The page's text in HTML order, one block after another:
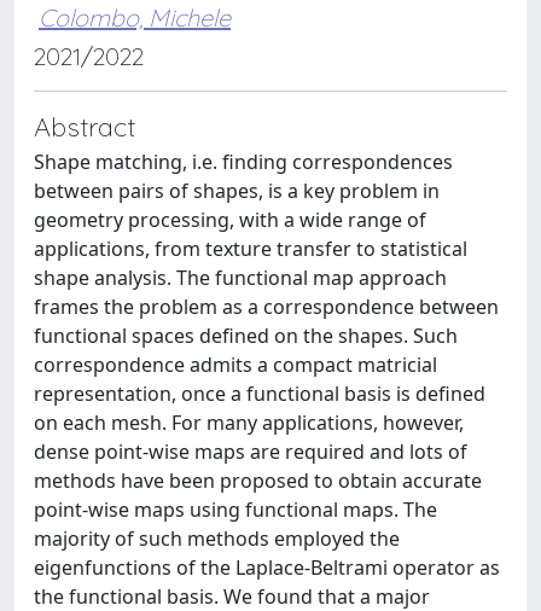
Colombo, Michele
2021/2022
Abstract
Shape matching, i.e. finding correspondences
between pairs of shapes, is a key problem in
geometry processing, with a wide range of
applications, from texture transfer to statistical
shape analysis. The functional map approach
frames the problem as a correspondence between
functional spaces defined on the shapes. Such
correspondence admits a compact matricial
representation, once a functional basis is defined
on each mesh. For many applications, however,
dense point-wise maps are required and lots of
methods have been proposed to obtain accurate
point-wise maps using functional maps. The
majority of such methods employed the
eigenfunctions of the Laplace-Beltrami operator as
the functional basis. We found that a major